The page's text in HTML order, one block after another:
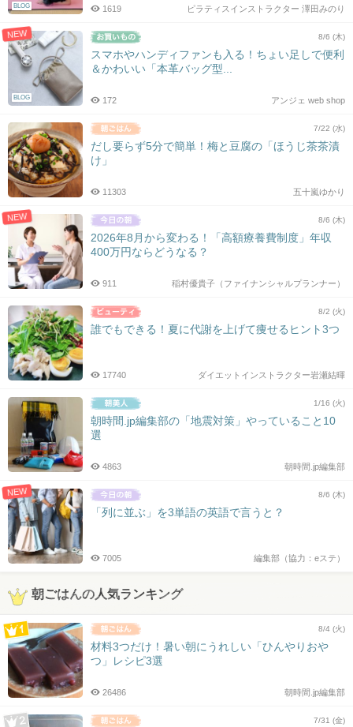
BLOG ピラティスインストラクター 澤田みのり
1619
NEW
BLOG
8/6 (木)
スマホやハンディファンも入る！ちょい足しで便利
＆かわいい「本革バッグ型...
アンジェ web shop
172
7/22 (水)
だし要らず5分で簡単！梅と豆腐の「ほうじ茶茶漬
け」
五十嵐ゆかり
11303
NEW 8/6 (木)
2026年8月から変わる！「高額療養費制度」年収
400万円ならどうなる？
稲村優貴子（ファイナンシャルプランナー）
911
8/2 (火)
誰でもできる！夏に代謝を上げて痩せるヒント3つ
ダイエットインストラクター岩瀬結暉
17740
1/16 (火)
朝時間.jp編集部の「地震対策」やっていること10
選
朝時間.jp編集部
4863
NEW 8/6 (木)
「列に並ぶ」を3単語の英語で言うと？
編集部（協力：eステ）
7005
朝ごはんの人気ランキング
8/4 (火)
材料3つだけ！暑い朝にうれしい「ひんやりおや
つ」レシピ3選
朝時間.jp編集部
26486
7/31 (金)